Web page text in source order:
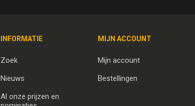
INFORMATIE
Zoek
Nieuws
Al onze prijzen en
MIJN ACCOUNT
Mijn account
Bestellingen